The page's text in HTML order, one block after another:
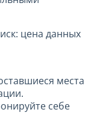
цена данных
места
себе